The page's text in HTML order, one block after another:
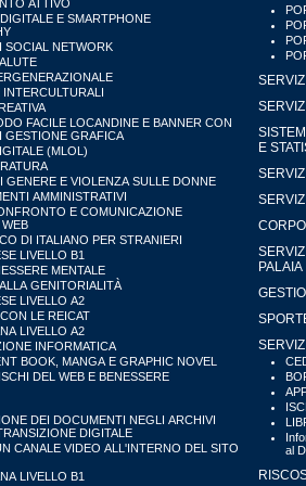
ATTIVO
E SMARTPHONE
SOCIAL NETWORK
FACILE LOCANDINE E BANNER CON
GESTIONE GRAFICA
(MLOL)
GENERE E VIOLENZA SULLE DONNE
AMMINISTRATIVI
E COMUNICAZIONE
DI ITALIANO PER STRANIERI
LIVELLO B1
MENTALE
GENITORIALITÀ
LIVELLO A2
LE REICAT
LIVELLO A2
INFORMATICA
BOOK, MANGA E GRAPHIC NOVEL
DEL WEB E BENESSERE
DEI DOCUMENTI NEGLI ARCHIVI
DIGITALE
CANALE VIDEO ALL'INTERNO DEL SITO
LIVELLO B1
E
PALAIA
al